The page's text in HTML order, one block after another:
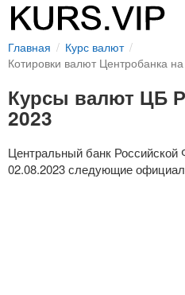
Главная
Курс валют
Котировки валют Центробанка
Курсы валют ЦБ
2023
Центральный банк Российской
02.08.2023 следующие